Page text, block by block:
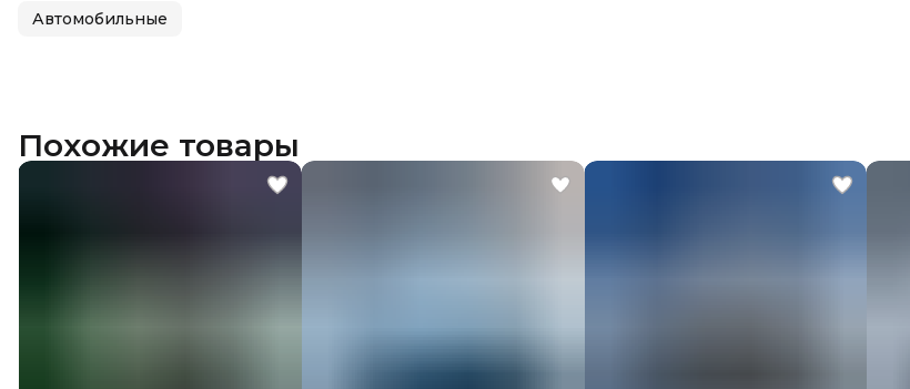
Автомобильные
Похожие товары